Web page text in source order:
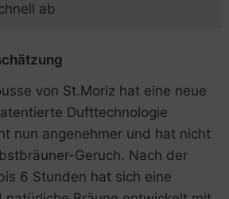
ab
von St.Moriz hat eine neue
Dufttechnologie
nun angenehmer und hat nicht
Geruch. Nach der
6 Stunden hat sich eine